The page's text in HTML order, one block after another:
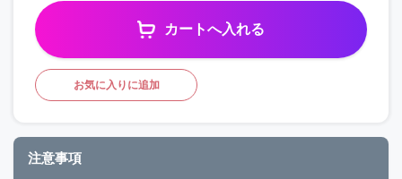
カートへ入れる
お気に入りに追加
注意事項